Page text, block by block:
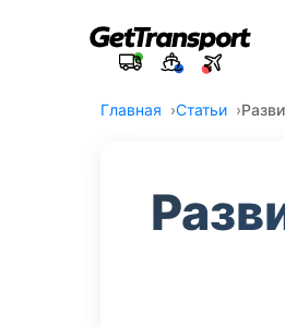
Главная Статьи